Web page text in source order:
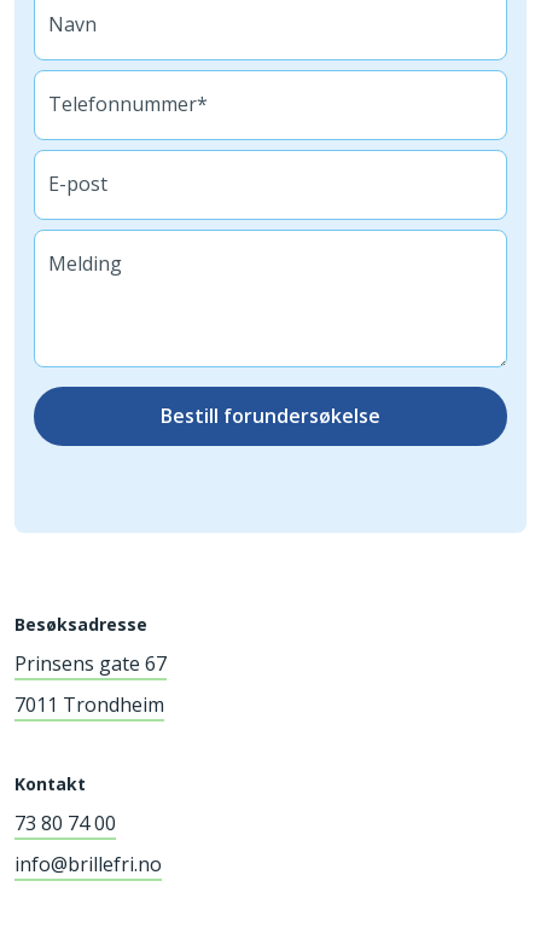
Navn
Telefonnummer*
E-post
Melding
Bestill forundersøkelse
Besøksadresse
Prinsens gate 67
7011 Trondheim
Kontakt
73 80 74 00
info@brillefri.no